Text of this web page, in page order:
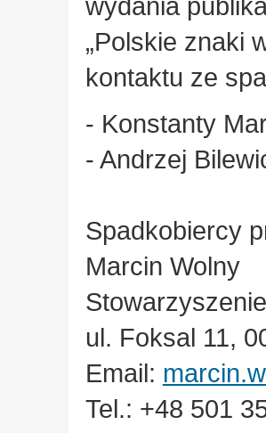
„Polskie znaki
kontaktu ze
- Konstanty
- Andrzej
Spadkobiercy
Marcin Wolny
ul. Foksal 11,
Email:
Tel.: +48 501